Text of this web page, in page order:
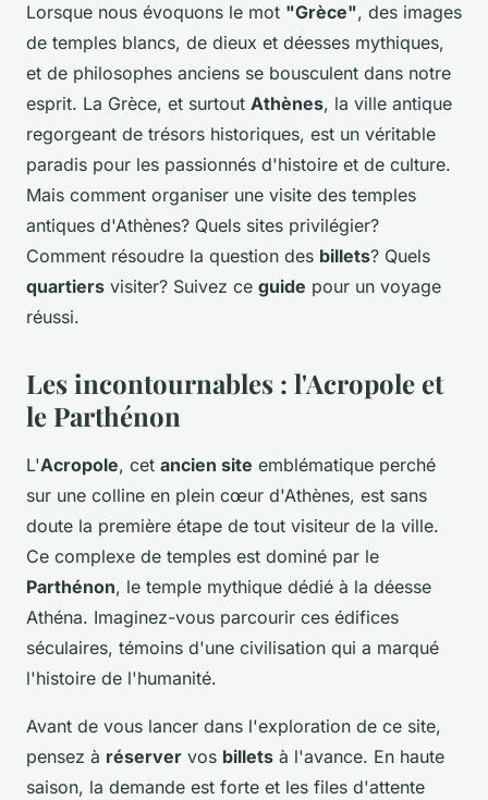
Lorsque nous évoquons le mot "Grèce", des images
de temples blancs, de dieux et déesses mythiques,
et de philosophes anciens se bousculent dans notre
esprit. La Grèce, et surtout Athènes, la ville antique
regorgeant de trésors historiques, est un véritable
paradis pour les passionnés d'histoire et de culture.
Mais comment organiser une visite des temples
antiques d'Athènes? Quels sites privilégier?
Comment résoudre la question des billets? Quels
quartiers visiter? Suivez ce guide pour un voyage
réussi.
Les incontournables : l'Acropole et
le Parthénon
L'Acropole, cet ancien site emblématique perché
sur une colline en plein cœur d'Athènes, est sans
doute la première étape de tout visiteur de la ville.
Ce complexe de temples est dominé par le
Parthénon, le temple mythique dédié à la déesse
Athéna. Imaginez-vous parcourir ces édifices
séculaires, témoins d'une civilisation qui a marqué
l'histoire de l'humanité.
Avant de vous lancer dans l'exploration de ce site,
pensez à réserver vos billets à l'avance. En haute
saison, la demande est forte et les files d'attente